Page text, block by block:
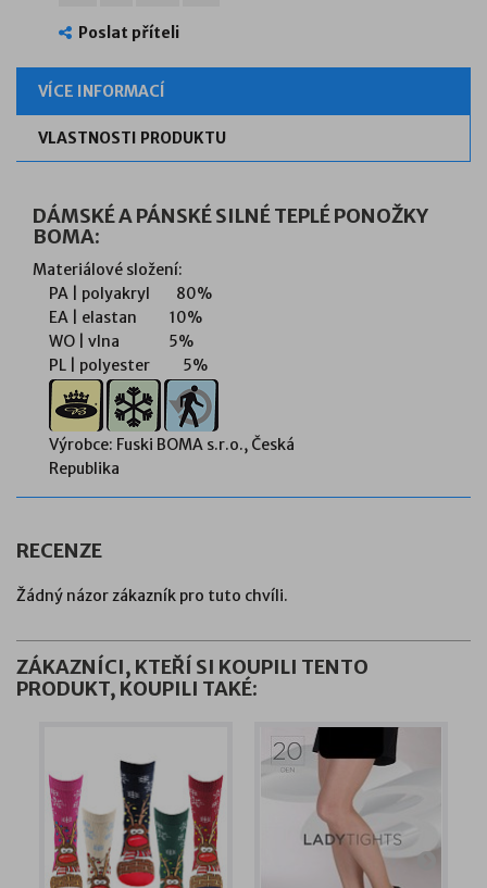
Poslat příteli
VÍCE INFORMACÍ
VLASTNOSTI PRODUKTU
DÁMSKÉ A PÁNSKÉ SILNÉ TEPLÉ PONOŽKY
BOMA:
Materiálové složení:
PA | polyakryl 80%
EA | elastan 10%
WO | vlna 5%
PL | polyester 5%
Výrobce: Fuski BOMA s.r.o., Česká
Republika
RECENZE
Žádný názor zákazník pro tuto chvíli.
ZÁKAZNÍCI, KTEŘÍ SI KOUPILI TENTO
PRODUKT, KOUPILI TAKÉ: